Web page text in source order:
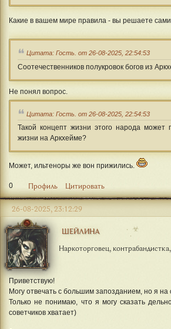
Какие в вашем мире правила - вы решаете сами.
Цитата: Гость. от 26-08-2025, 22:54:53
Соотечественников полукровок богов из
Не понял вопрос.
Цитата: Гость. от 26-08-2025, 22:54:53
Такой концепт жизни этого народа может
жизни на Аркхейме?
Может, ильтеноры же вон прижились.
0 Профиль Цитировать
ШЕЙЛИНА ☣
Наркоторговец,
26-08-2025, 23:12:29
Приветствую!
Могу отвечать с большим запозданием, но я на
Только не понимаю, что я могу сказать
советчиков хватает)